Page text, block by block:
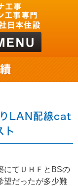
りLAN配線cat
ト
にてＵＨＦとBSの
望だったが多少難